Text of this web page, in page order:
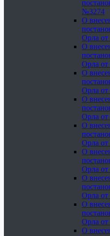
№3274
О
Орла от
О
Орла от
О
Орла от
О
Орла от
О
Орла от
О
Орла от
О
Орла от
О
Орла от
О